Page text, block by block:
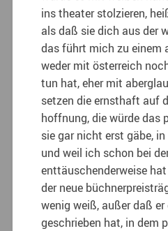
ins theater stolzieren,
als daß sie dich aus der
das führt mich zu einem
weder mit österreich
tun hat, eher mit
setzen die ernsthaft auf
hoffnung, die würde das
sie gar nicht erst gäbe,
und weil ich schon bei
enttäuschenderweise
der neue
wenig weiß, außer daß er
geschrieben hat, in dem